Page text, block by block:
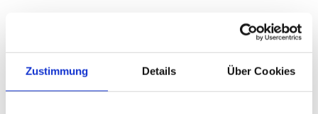
Zustimmung Details Über Cookies